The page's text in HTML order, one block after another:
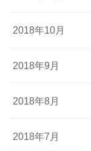
2018年10月
2018年9月
2018年8月
2018年7月